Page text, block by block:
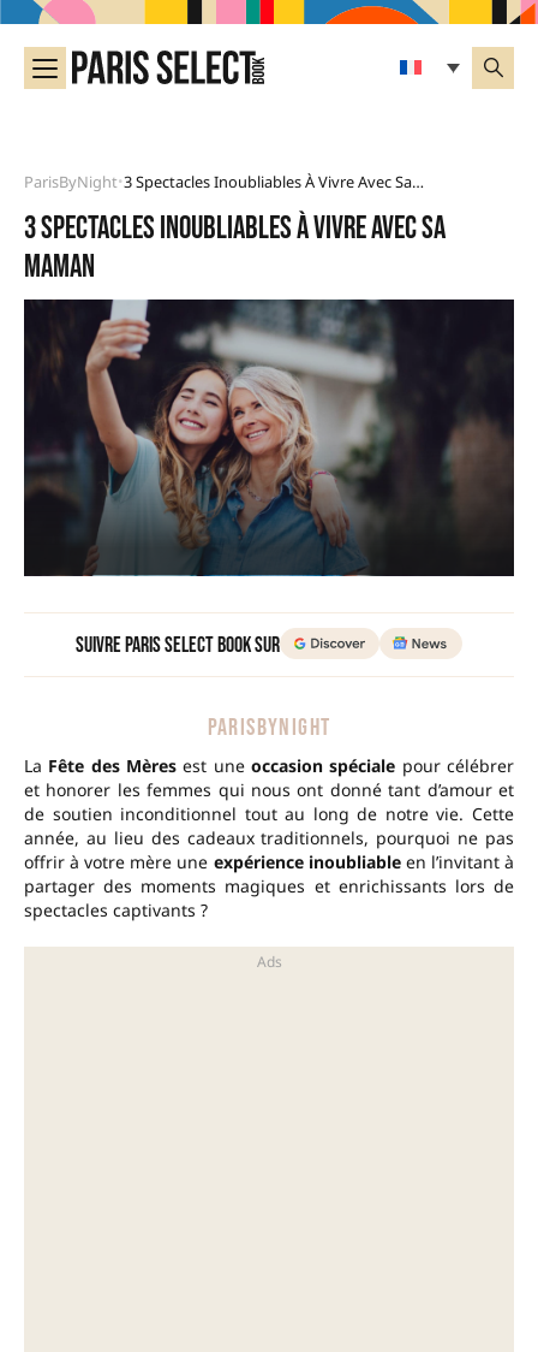
ParisByNight• 3 Spectacles Inoubliables À Vivre Avec Sa Maman
3 spectacles inoubliables à vivre avec sa
maman
Suivre Paris Select Book sur
PARISBYNIGHT
La Fête des Mèresest uneoccasion spéciale pour célébrer
et honorer les femmes qui nous ont donné tant d’amour et
de soutien inconditionnel tout au long de notre vie. Cette
année, au lieu des cadeaux traditionnels, pourquoi ne pas
offrir à votre mère une expérience inoubliable en l’invitant à
partager des moments magiques et enrichissants lors de
spectacles captivants ?